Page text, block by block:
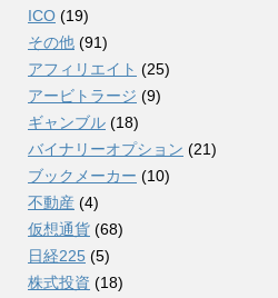
ICO (19)
その他 (91)
アフィリエイト (25)
アービトラージ (9)
ギャンブル (18)
バイナリーオプション (21)
ブックメーカー (10)
不動産 (4)
仮想通貨 (68)
日経225 (5)
株式投資 (18)